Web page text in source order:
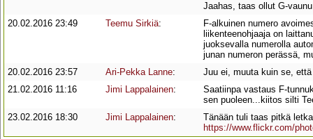
Jaahas, taas ollut G-
20.02.2016 23:49
Teemu Sirkiä:
F-alkuinen numero
liikenteenohjaaja on
juoksevalla numerolla
junan numeron perässä,
20.02.2016 23:57
Ari-Pekka Lanne:
Juu ei, muuta kuin se,
21.02.2016 11:16
Jimi Lappalainen:
Saatiinpa vastaus F-
sen puoleen...kiitos silti
23.02.2016 18:30
Jimi Lappalainen:
Tänään tuli taas pitkä
https://www.flickr.com/